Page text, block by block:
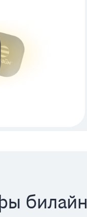
билайн